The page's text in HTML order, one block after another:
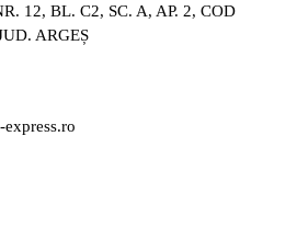
12, BL. C2, SC. A, AP. 2, COD
ARGEȘ